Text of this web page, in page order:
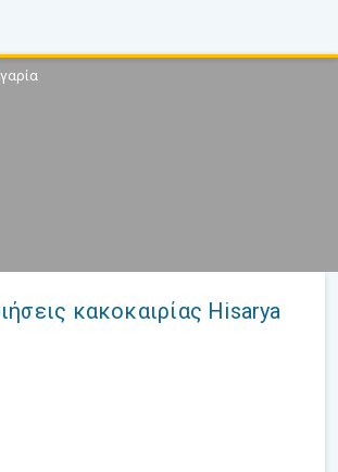
κακοκαιρίας Hisarya